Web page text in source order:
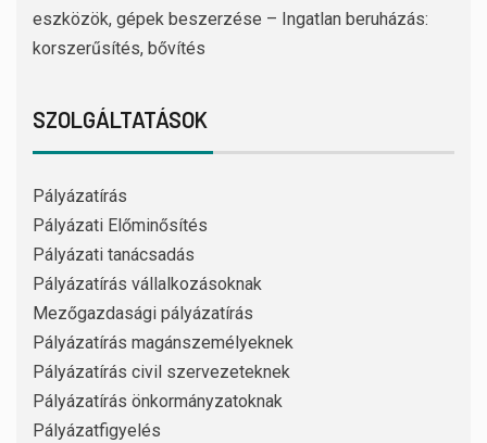
eszközök, gépek beszerzése – Ingatlan beruházás:
korszerűsítés, bővítés
SZOLGÁLTATÁSOK
Pályázatírás
Pályázati Előminősítés
Pályázati tanácsadás
Pályázatírás vállalkozásoknak
Mezőgazdasági pályázatírás
Pályázatírás magánszemélyeknek
Pályázatírás civil szervezeteknek
Pályázatírás önkormányzatoknak
Pályázatfigyelés